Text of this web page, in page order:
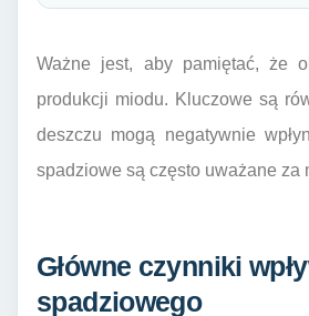
Ważne jest, aby pamiętać, że
produkcji miodu. Kluczowe są
deszczu mogą negatywnie
spadziowe są często uważane za
Główne czynniki
spadziowego